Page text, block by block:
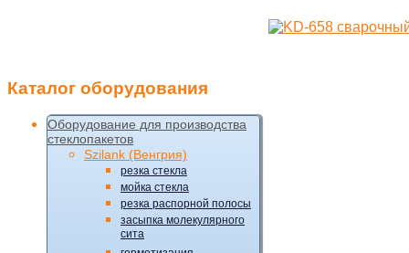
Каталог оборудования
Оборудование для производства
стеклопакетов
Szilank (Венгрия)
резка стекла
мойка стекла
резка распорной полосы
засыпка молекулярного
сита